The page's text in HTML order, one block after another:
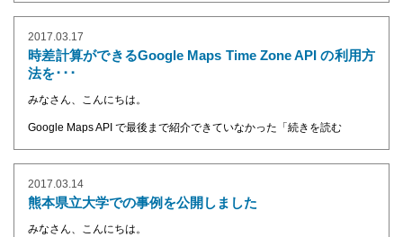
2017.03.17
時差計算ができるGoogle Maps Time Zone API の利用方
法を･･･
みなさん、こんにちは。
Google Maps API で最後まで紹介できていなかった「 続きを読む
2017.03.14
熊本県立大学での事例を公開しました
みなさん、こんにちは。